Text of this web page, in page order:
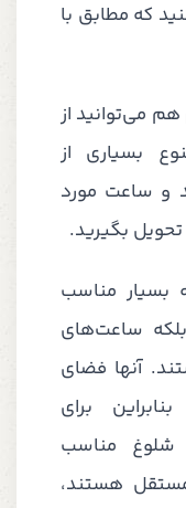
که مطابق با
می‌توانید از
بسیاری از
و ساعت مورد
بگیرید.
بسیار مناسب
ساعت‌های
آنها فضای
برای
شلوغ مناسب
هستند،